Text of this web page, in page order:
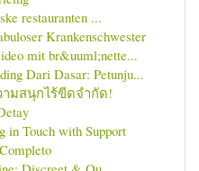
restauranten ...
Krankenschwester
mit br&uuml;nette...
Dari Dasar: Petunju...
ามสนุกไร้ขีดจำกัด!
in Touch with Support